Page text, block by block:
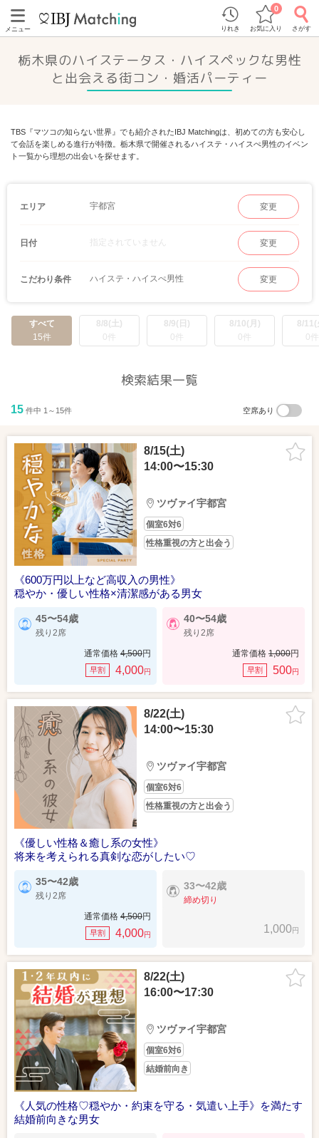
メニュー りれき お気に入り
0
さがす
栃木県のハイステータス・ハイスペックな男性
と出会える街コン・婚活パーティー
TBS『マツコの知らない世界』でも紹介されたIBJ Matchingは、初めての方も安心し
て会話を楽しめる進行が特徴。栃木県で開催されるハイステ・ハイスぺ男性のイベン
ト一覧から理想の出会いを探せます。
エリア 宇都宮 変更
日付 指定されていません 変更
こだわり条件 ハイステ・ハイスぺ男性 変更
すべて
15件
8/8(土)
0件
8/9(日)
0件
8/10(月)
0件
8/11(
0件
検索結果一覧
15 件中 1～15件 空席あり
8/15(土)
14:00〜15:30
ツヴァイ宇都宮
個室6対6
性格重視の方と出会う
《600万円以上など高収入の男性》
穏やか・優しい性格×清潔感がある男女
45〜54歳
残り2席
通常価格 4,500円
早割 4,000円
40〜54歳
残り2席
通常価格 1,000円
早割 500円
8/22(土)
14:00〜15:30
ツヴァイ宇都宮
個室6対6
性格重視の方と出会う
《優しい性格＆癒し系の女性》
将来を考えられる真剣な恋がしたい♡
35〜42歳
残り2席
通常価格 4,500円
早割 4,000円
33〜42歳
締め切り
1,000円
8/22(土)
16:00〜17:30
ツヴァイ宇都宮
個室6対6
結婚前向き
《人気の性格♡穏やか・約束を守る・気遣い上手》を満たす
結婚前向きな男女